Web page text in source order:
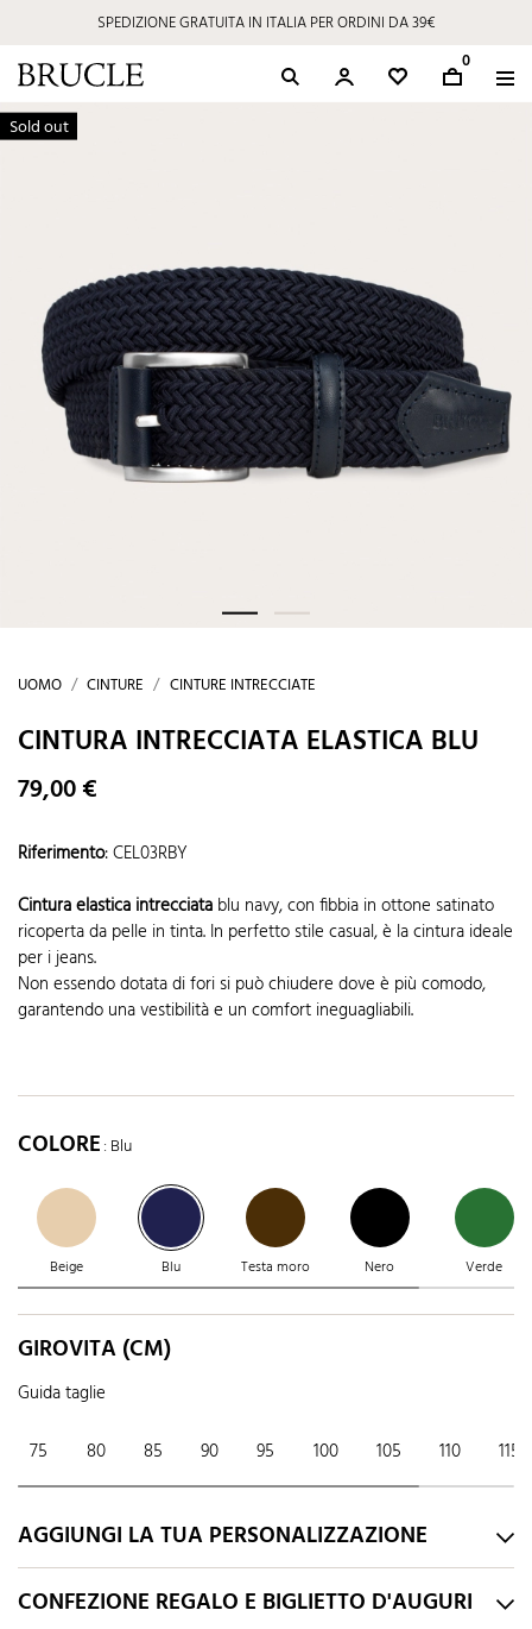
SPEDIZIONE GRATUITA IN ITALIA PER ORDINI DA 39€
0
Sold out
UOMO CINTURE CINTURE INTRECCIATE
CINTURA INTRECCIATA ELASTICA BLU
79,00 €
Riferimento:CEL03RBY
Cintura elastica intrecciata blu navy, con fibbia in ottone satinato
ricoperta da pelle in tinta. In perfetto stile casual, è la cintura ideale
per i jeans.
Non essendo dotata di fori si può chiudere dove è più comodo,
garantendo una vestibilità e un comfort ineguagliabili.
COLORE: Blu
Beige Blu Testa moro Nero Verde
GIROVITA (CM)
Guida taglie
75 80 85 90 95 100 105 110 115
AGGIUNGI LA TUA PERSONALIZZAZIONE
CONFEZIONE REGALO E BIGLIETTO D'AUGURI